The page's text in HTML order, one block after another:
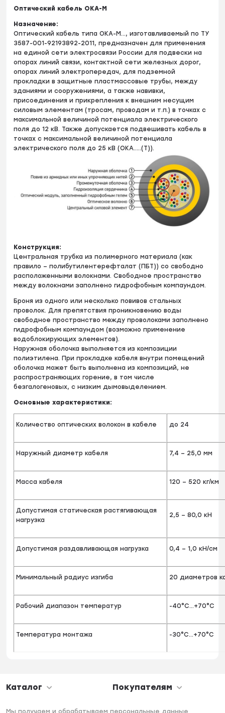
Оптический кабель ОКА-М
Назначение:
Оптический кабель типа ОКА-М…, изготавливаемый по ТУ
3587-001-92193892-2011, предназначен для применения
на единой сети электросвязи России для подвески на
опорах линий связи, контактной сети железных дорог,
опорах линий электропередач, для подземной
прокладки в защитные пластмассовые трубы, между
зданиями и сооружениями, а также навивки,
присоединения и прикрепления к внешним несущим
силовым элементам (тросам, проводам и т.п.) в точках с
максимальной величиной потенциала электрического
поля до 12 кВ. Также допускается подвешивать кабель в
точках с максимальной величиной потенциала
электрического поля до 25 кВ (ОКА…..(Т)).
Конструкция:
Центральная трубка из полимерного материала (как
правило – полибутилентерефталат (ПБТ)) со свободно
расположенными волокнами. Свободное пространство
между волокнами заполнено гидрофобным компаундом.
Броня из одного или несколько повивов стальных
проволок. Для препятствия проникновению воды
свободное пространство между проволоками заполнено
гидрофобным компаундом (возможно применение
водоблокирующих элементов).
Наружная оболочка выполняется из композиции
полиэтилена. При прокладке кабеля внутри помещений
оболочка может быть выполнена из композиций, не
распространяющих горение, в том числе
безгалогеновых, с низким дымовыделением.
Основные характеристики:
Количество оптических волокон в кабеле до 24
Наружный диаметр кабеля 7,4 – 25,0 мм
Масса кабеля 120 – 520 кг/км
Допустимая статическая растягивающая
нагрузка
2,5 – 80,0 кН
Допустимая раздавливающая нагрузка 0,4 – 1,0 кН/см
Минимальный радиус изгиба 20 диаметров
Рабочий диапазон температур -40°С…+70°С
Температура монтажа -30°С…+70°С
Каталог Покупателям
Мы получаем и обрабатываем персональные данные